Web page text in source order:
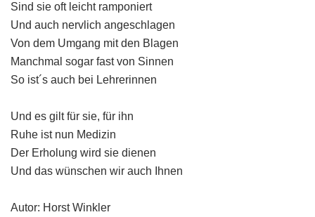
Sind sie oft leicht ramponiert
Und auch nervlich angeschlagen
Von dem Umgang mit den Blagen
Manchmal sogar fast von Sinnen
So ist´s auch bei Lehrerinnen
Und es gilt für sie, für ihn
Ruhe ist nun Medizin
Der Erholung wird sie dienen
Und das wünschen wir auch Ihnen
Autor: Horst Winkler